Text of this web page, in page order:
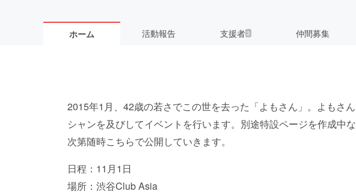
ホーム 活動報告 支援者3 仲間募集
2015年1月、42歳の若さでこの世を去った「よもさん」。よもさ
シャンを及びしてイベントを行います。別途特設ページを作成中
次第随時こちらで公開していきます。
日程：11月1日
場所：渋谷Club Asia